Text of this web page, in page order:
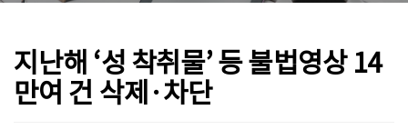
지난해 ‘성 착취물’ 등 불법영상 14
만여 건 삭제·차단